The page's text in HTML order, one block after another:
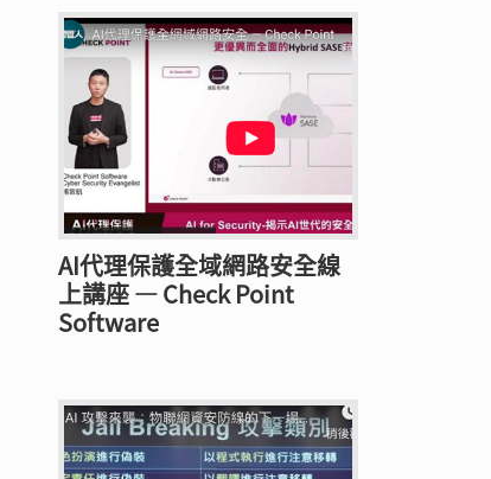
AI代理保護全域網路安全線
上講座 — Check Point
Software